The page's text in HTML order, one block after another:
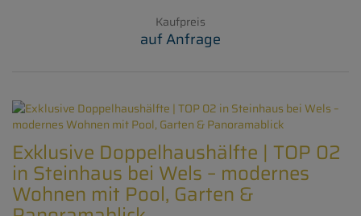
Kaufpreis
auf Anfrage
Exklusive Doppelhaushälfte | TOP 02
in Steinhaus bei Wels – modernes
Wohnen mit Pool, Garten &